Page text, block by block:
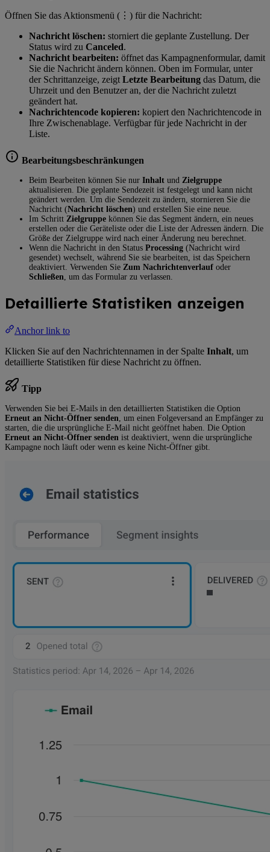
Öffnen Sie das Aktionsmenü (⋮) für die Nachricht:
Nachricht löschen: storniert die geplante Zustellung. Der
Status wird zu Canceled.
Nachricht bearbeiten: öffnet das Kampagnenformular, damit
Sie die Nachricht ändern können. Oben im Formular, unter
der Schrittanzeige, zeigt Letzte Bearbeitung das Datum, die
Uhrzeit und den Benutzer an, der die Nachricht zuletzt
geändert hat.
Nachrichtencode kopieren: kopiert den Nachrichtencode in
Ihre Zwischenablage. Verfügbar für jede Nachricht in der
Liste.
Bearbeitungsbeschränkungen
Beim Bearbeiten können Sie nur Inhalt und Zielgruppe
aktualisieren. Die geplante Sendezeit ist festgelegt und kann nicht
geändert werden. Um die Sendezeit zu ändern, stornieren Sie die
Nachricht (Nachricht löschen) und erstellen Sie eine neue.
Im Schritt Zielgruppe können Sie das Segment ändern, ein neues
erstellen oder die Geräteliste oder die Liste der Adressen ändern. Die
Größe der Zielgruppe wird nach einer Änderung neu berechnet.
Wenn die Nachricht in den Status Processing (Nachricht wird
gesendet) wechselt, während Sie sie bearbeiten, ist das Speichern
deaktiviert. Verwenden Sie Zum Nachrichtenverlauf oder
Schließen , um das Formular zu verlassen.
Detaillierte Statistiken anzeigen
Anchor link to
Klicken Sie auf den Nachrichtennamen in der Spalte Inhalt, um
detaillierte Statistiken für diese Nachricht zu öffnen.
Tipp
Verwenden Sie bei E-Mails in den detaillierten Statistiken die Option
Erneut an Nicht-Öffner senden , um einen Folgeversand an Empfänger zu
starten, die die ursprüngliche E-Mail nicht geöffnet haben. Die Option
Erneut an Nicht-Öffner senden ist deaktiviert, wenn die ursprüngliche
Kampagne noch läuft oder wenn es keine Nicht-Öffner gibt.